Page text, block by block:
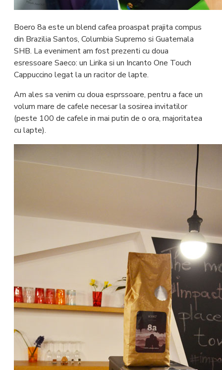
Boero 8a este un blend cafea proaspat prajita compus
din Brazilia Santos, Columbia Supremo si Guatemala
SHB. La eveniment am fost prezenti cu doua
esressoare Saeco: un Lirika si un Incanto One Touch
Cappuccino legat la un racitor de lapte.
Am ales sa venim cu doua esprssoare, pentru a face un
volum mare de cafele necesar la sosirea invitatilor
(peste 100 de cafele in mai putin de o ora, majoritatea
cu lapte).